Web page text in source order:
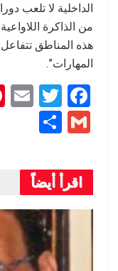
الداخلية لا تلعب
من الذاكرة
هذه المناطق
المهارات”.
F
a
ce
b
o
o
k
T
er
G
ail
ar
e
اقرأ أيضاً